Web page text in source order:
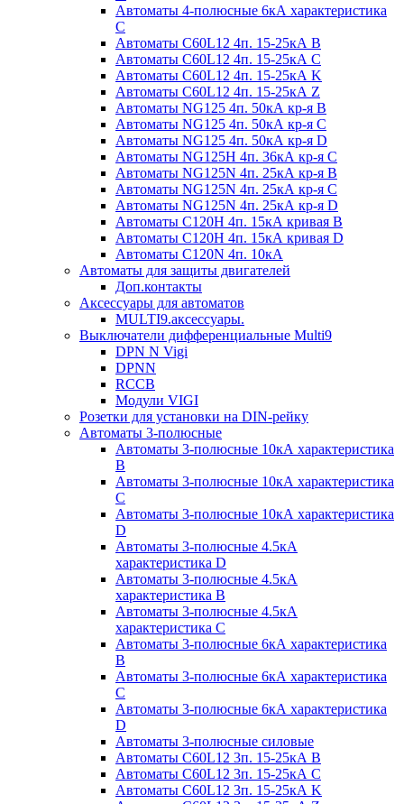
Автоматы 4-полюсные 6кА характеристика
С
Автоматы C60L12 4п. 15-25кА B
Автоматы C60L12 4п. 15-25кА C
Автоматы C60L12 4п. 15-25кА K
Автоматы C60L12 4п. 15-25кА Z
Автоматы NG125 4п. 50кА кр-я B
Автоматы NG125 4п. 50кА кр-я C
Автоматы NG125 4п. 50кА кр-я D
Автоматы NG125H 4п. 36кА кр-я C
Автоматы NG125N 4п. 25кА кр-я B
Автоматы NG125N 4п. 25кА кр-я C
Автоматы NG125N 4п. 25кА кр-я D
Автоматы С120H 4п. 15кА кривая B
Автоматы С120H 4п. 15кА кривая D
Автоматы С120N 4п. 10кА
Автоматы для защиты двигателей
Доп.контакты
Аксессуары для автоматов
MULTI9.аксессуары.
Выключатели дифференциальные Multi9
DPN N Vigi
DPNN
RCCB
Модули VIGI
Розетки для установки на DIN-рейку
Автоматы 3-полюсные
Автоматы 3-полюсные 10кА характеристика
B
Автоматы 3-полюсные 10кА характеристика
C
Автоматы 3-полюсные 10кА характеристика
D
Автоматы 3-полюсные 4.5кА
характеристика D
Автоматы 3-полюсные 4.5кА
характеристика В
Автоматы 3-полюсные 4.5кА
характеристика С
Автоматы 3-полюсные 6кА характеристика
B
Автоматы 3-полюсные 6кА характеристика
C
Автоматы 3-полюсные 6кА характеристика
D
Автоматы 3-полюсные силовые
Автоматы C60L12 3п. 15-25кА B
Автоматы C60L12 3п. 15-25кА C
Автоматы C60L12 3п. 15-25кА K